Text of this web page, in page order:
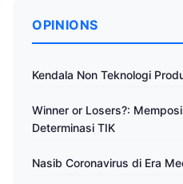
OPINIONS
Kendala Non Teknologi
Winner or Losers?:
Determinasi TIK
Nasib Coronavirus di Era